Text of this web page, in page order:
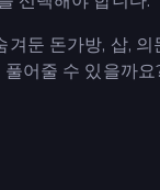
둔 돈가방, 삽,
어줄 수 있을까요